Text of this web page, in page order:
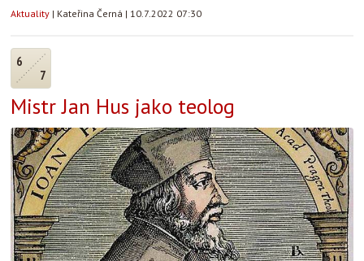
Aktuality | Kateřina Černá | 10.7.2022 07:30
6
7
Mistr Jan Hus jako teolog